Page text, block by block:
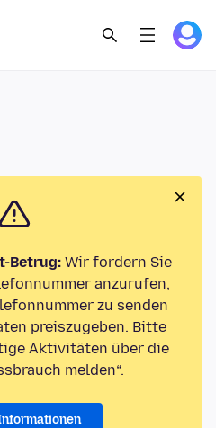
Betrug: Wir fordern Sie
anzurufen,
zu senden
preiszugeben. Bitte
Aktivitäten über die
melden“.